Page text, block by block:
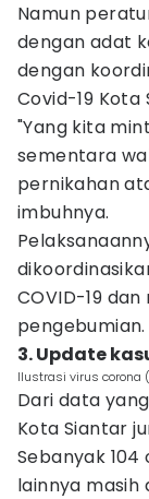
Namun
dengan adat
dengan
Covid-19 Kota
"Yang kita
sementara
pernikahan
imbuhnya.
COVID-19
pengebumian.
3. Update
Ilustrasi virus corona
Dari data
Kota Siantar
Sebanyak 104
lainnya masih